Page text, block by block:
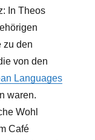
In Theos
zu den
von den
Languages
waren.
Wohl
Café